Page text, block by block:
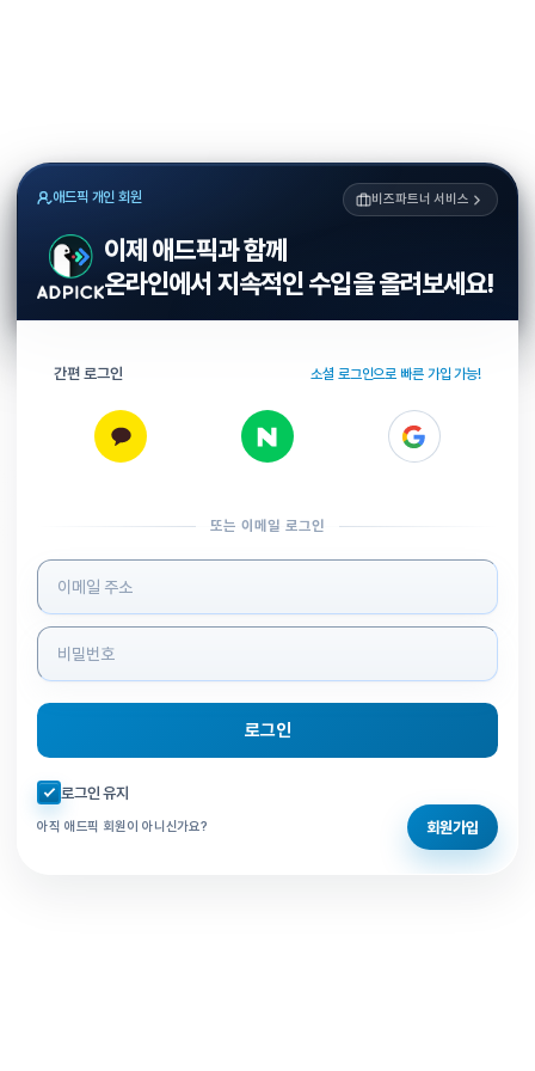
애드픽 개인 회원 비즈파트너 서비스
이제 애드픽과 함께
온라인에서 지속적인 수입을 올려보세요!
간편 로그인 소셜 로그인으로 빠른 가입 가능!
또는 이메일 로그인
로그인 정보 입력
로그인
자동로그인 체크
로그인 유지
아직 애드픽 회원이 아니신가요? 회원가입